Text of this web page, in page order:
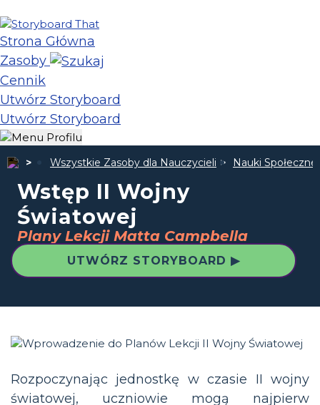
Strona Główna
Zasoby
Cennik
Utwórz Storyboard
Utwórz Storyboard
Wszystkie Zasoby dla Nauczycieli Nauki Społeczne
Wstęp II Wojny
Światowej
Plany Lekcji Matta Campbella
UTWÓRZ STORYBOARD ▶
Rozpoczynając jednostkę w czasie II wojny
światowej, uczniowie mogą najpierw